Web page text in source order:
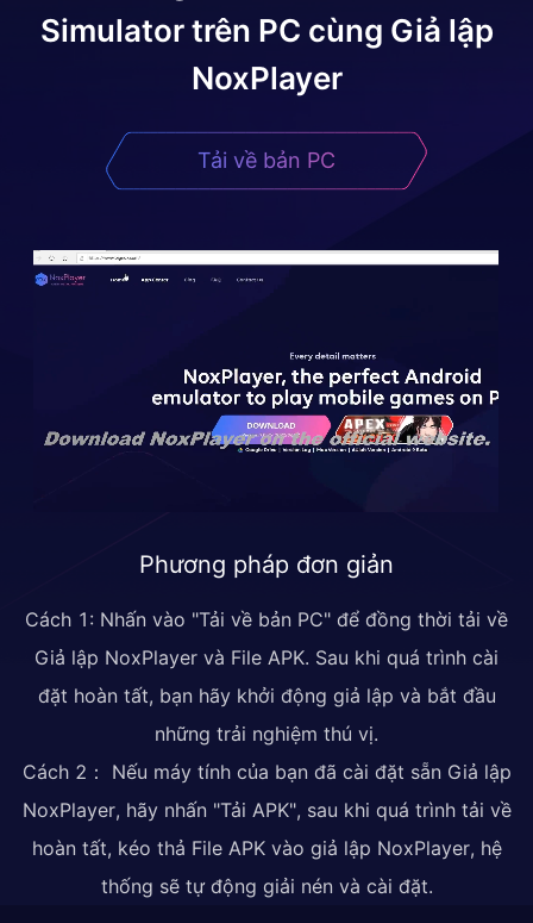
Simulatortrên PC cùng Giả lập
NoxPlayer
Tải về bản PC
Phương pháp đơn giản
Cách 1: Nhấn vào "Tải về bản PC" để đồng thời tải về
Giả lập NoxPlayer và File APK. Sau khi quá trình cài
đặt hoàn tất, bạn hãy khởi động giả lập và bắt đầu
những trải nghiệm thú vị.
Cách 2： Nếu máy tính của bạn đã cài đặt sẵn Giả lập
NoxPlayer, hãy nhấn "Tải APK", sau khi quá trình tải về
hoàn tất, kéo thả File APK vào giả lập NoxPlayer, hệ
thống sẽ tự động giải nén và cài đặt.